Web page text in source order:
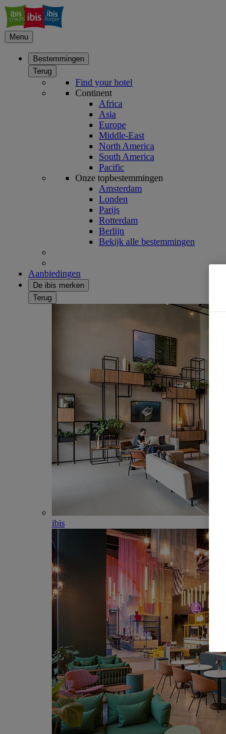
Menu
Bestemmingen
Terug
Find your hotel
Continent
Africa
Asia
Europe
Middle-East
North America
South America
Pacific
Onze topbestemmingen
Amsterdam
Londen
Parijs
Rotterdam
Berlijn
Bekijk alle bestemmingen
Aanbiedingen
De ibis merken
Terug
ibis